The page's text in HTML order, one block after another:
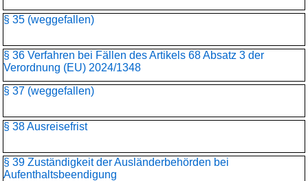
§ 35 (weggefallen)
§ 36 Verfahren bei Fällen des Artikels 68 Absatz 3 der
Verordnung (EU) 2024/1348
§ 37 (weggefallen)
§ 38 Ausreisefrist
§ 39 Zuständigkeit der Ausländerbehörden bei
Aufenthaltsbeendigung